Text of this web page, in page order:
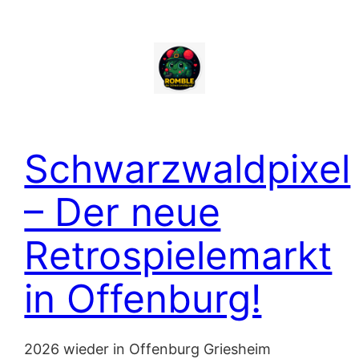
Schwarzwaldpixel
– Der neue
Retrospielemarkt
in Offenburg!
2026 wieder in Offenburg Griesheim